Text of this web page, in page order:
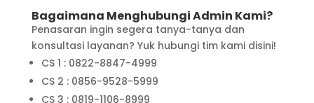
Bagaimana Menghubungi Admin Kami?
Penasaran ingin segera tanya-tanya dan
konsultasi layanan? Yuk hubungi tim kami disini!
CS 1 : 0822-8847-4999
CS 2 : 0856-9528-5999
CS 3 : 0819-1106-8999